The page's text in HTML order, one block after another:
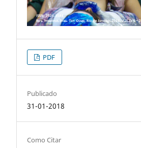
PDF
Publicado
31-01-2018
Como Citar